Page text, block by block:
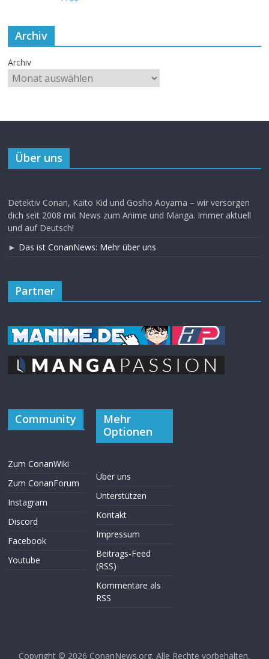
Archiv
Archiv
Über uns
Detektiv Conan, Kaito Kid und Gosho Aoyama – wir versorgen
dich seit 2008 mit News zum Anime und Manga. Immer aktuell
und auf Deutsch!
► Das ist ConanNews: Mehr über uns
Partner
Community
Zum ConanWiki
Zum ConanForum
Instagram
Discord
Facebook
Youtube
Mehr
Optionen
Über uns
Unterstützen
Kontakt
Impressum
Beitrags-Feed
(RSS)
Kommentare als
RSS
Copyright © 2026 ConanNews.org. Alle Rechte vorbehalten,